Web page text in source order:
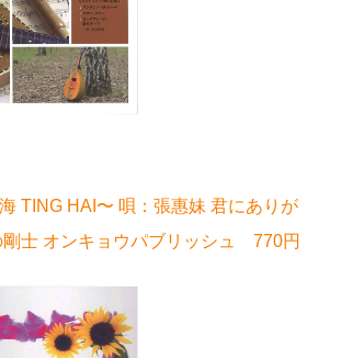
TING HAI〜 唄：張惠妹 君にありが
剛士 オンキョウパブリッシュ 770円